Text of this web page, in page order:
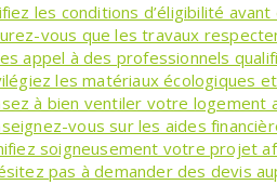
les conditions d’éligibilité
vous que les travaux
appel à des professionnels
les matériaux écologiques
à bien ventiler votre logement
vous sur les aides
soigneusement votre projet
pas à demander des devis